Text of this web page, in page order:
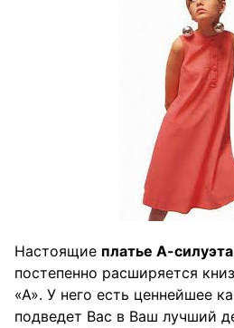
Настоящие платье А-силуэта
постепенно расширяется
«А». У него есть ценнейшее
подведет Вас в Ваш лучший